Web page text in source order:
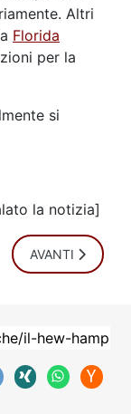
Altri
Florida
per la
si
la notizia]
MESSO
ARTICOLO
AVANTI